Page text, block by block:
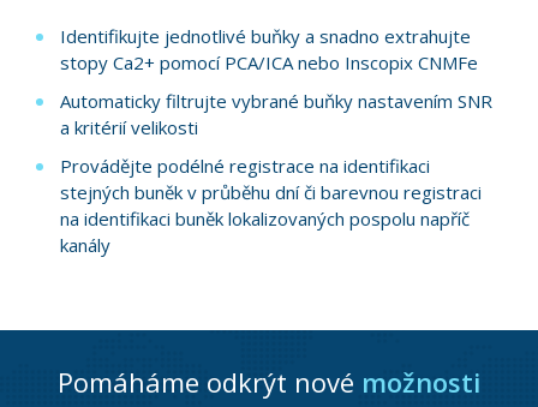
Identifikujte jednotlivé buňky a snadno extrahujte
stopy Ca2+ pomocí PCA/ICA nebo Inscopix CNMFe
Automaticky filtrujte vybrané buňky nastavením SNR
a kritérií velikosti
Provádějte podélné registrace na identifikaci
stejných buněk v průběhu dní či barevnou registraci
na identifikaci buněk lokalizovaných pospolu napříč
kanály
Pomáháme odkrýt nové možnosti